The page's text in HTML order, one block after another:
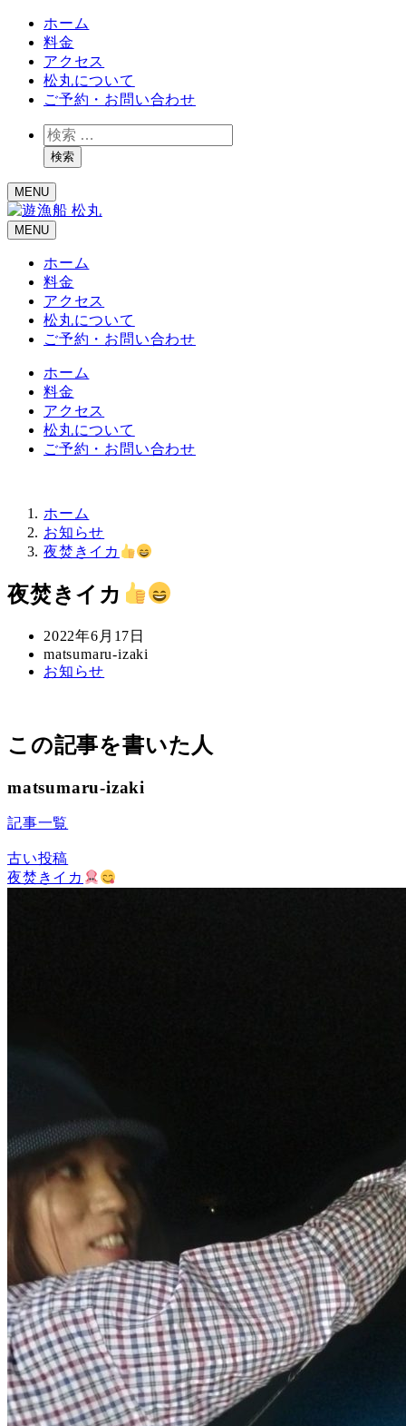
ホーム
料金
アクセス
松丸について
ご予約・お問い合わせ
検
索検索
MENU
MENU
ホーム
料金
アクセス
松丸について
ご予約・お問い合わせ
ホーム
料金
アクセス
松丸について
ご予約・お問い合わせ
ホーム
お知らせ
夜焚きイカ
夜焚きイカ
投
稿
日
2022年6月17日
著
者
matsumaru-izaki
カ
ー
お知らせ
この記事を書いた人
matsumaru-izaki
記事一覧
古い投稿
夜焚きイカ